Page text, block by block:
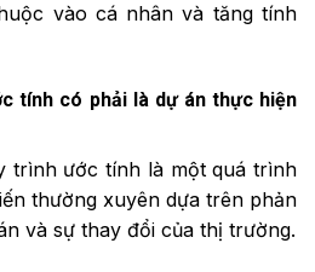
vào cá nhân và tăng tính
tính có phải là dự án thực hiện
trình ước tính là một quá trình
thường xuyên dựa trên phản
và sự thay đổi của thị trường.